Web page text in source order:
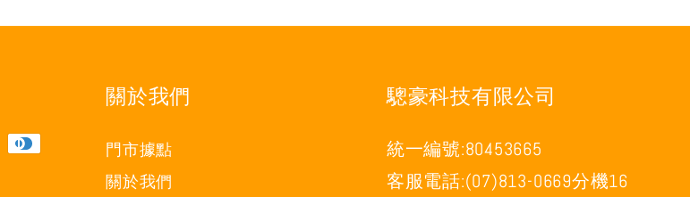
關於我們
門市據點
關於我們
驄豪科技有限公司
統一編號:80453665
客服電話:(07)813-0669分機16